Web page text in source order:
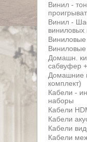
Винил -
Винил -
виниловых
Виниловые
Виниловые
Домашн.
сабвуфер
Домашние
комплект)
Кабели -
наборы
Кабели
Кабели
Кабели
Кабели